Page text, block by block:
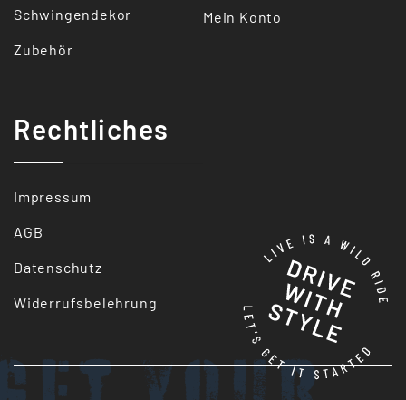
Schwingendekor
Zubehör
Mein Konto
Rechtliches
Impressum
AGB
Datenschutz
Widerrufsbelehrung